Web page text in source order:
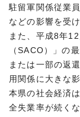
駐留軍関係従業
などの影響を受
また、平成8年
（SACO）」の
または一部の返
用関係に大きな
本県の社会経済
全失業率が続く